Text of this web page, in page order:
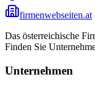
firmenwebseiten.at
Das österreichische
Finden Sie
Unternehmen